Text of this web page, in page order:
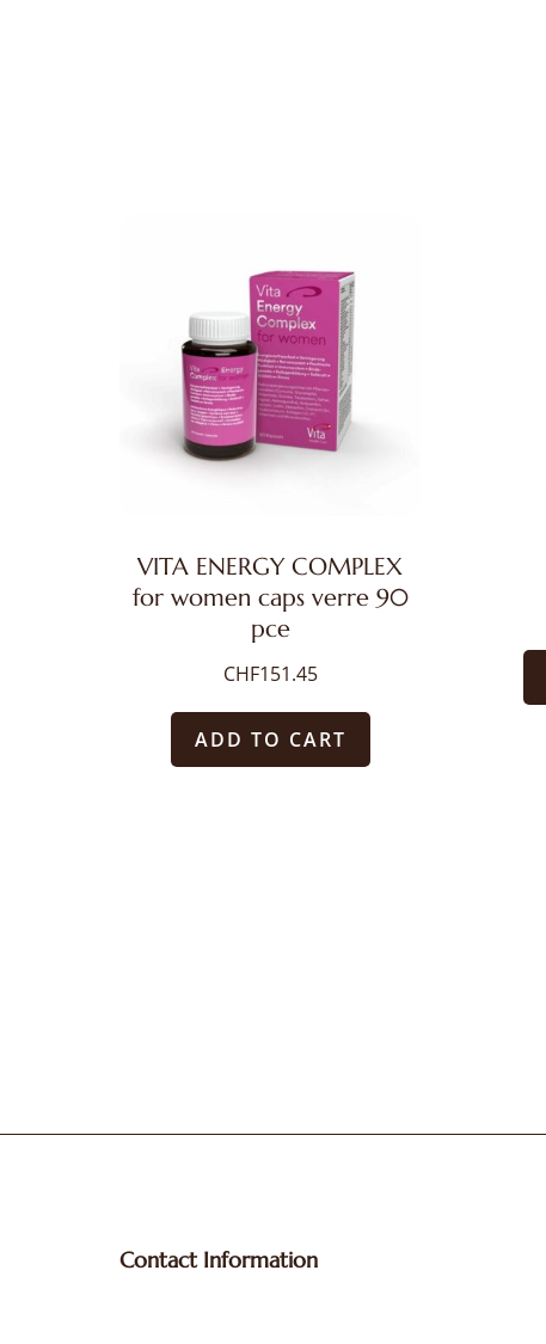
VITA ENERGY COMPLEX
for women caps verre 90
pce
CHF151.45
ADD TO CART
Contact Information